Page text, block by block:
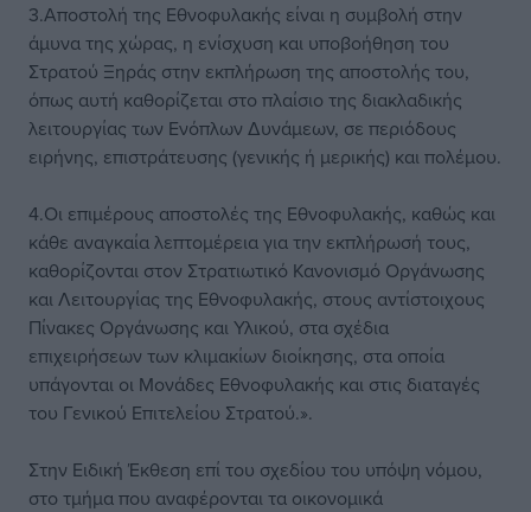
3.Αποστολή της Εθνοφυλακής είναι η συμβολή στην
άμυνα της χώρας, η ενίσχυση και υποβοήθηση του
Στρατού Ξηράς στην εκπλήρωση της αποστολής του,
όπως αυτή καθορίζεται στο πλαίσιο της διακλαδικής
λειτουργίας των Ενόπλων Δυνάμεων, σε περιόδους
ειρήνης, επιστράτευσης (γενικής ή μερικής) και πολέμου.
4.Οι επιμέρους αποστολές της Εθνοφυλακής, καθώς και
κάθε αναγκαία λεπτομέρεια για την εκπλήρωσή τους,
καθορίζονται στον Στρατιωτικό Κανονισμό Οργάνωσης
και Λειτουργίας της Εθνοφυλακής, στους αντίστοιχους
Πίνακες Οργάνωσης και Υλικού, στα σχέδια
επιχειρήσεων των κλιμακίων διοίκησης, στα οποία
υπάγονται οι Μονάδες Εθνοφυλακής και στις διαταγές
του Γενικού Επιτελείου Στρατού.».
Στην Ειδική Έκθεση επί του σχεδίου του υπόψη νόμου,
στο τμήμα που αναφέρονται τα οικονομικά